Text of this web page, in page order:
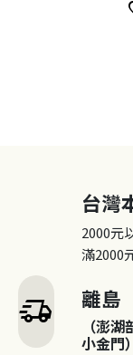
delivery_truck_speed
台灣
2000元
滿2000
離島
（澎
小金門